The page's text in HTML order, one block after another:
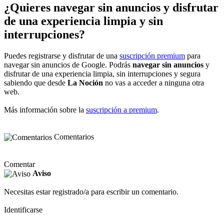
¿Quieres navegar sin anuncios y disfrutar
de una experiencia limpia y sin
interrupciones?
Puedes registrarse y disfrutar de una suscripción premium para
navegar sin anuncios de Google. Podrás navegar sin anuncios y
disfrutar de una experiencia limpia, sin interrupciones y segura
sabiendo que desde La Noción no vas a acceder a ninguna otra
web.
Más información sobre la suscripción a premium.
Comentarios
Comentar
Aviso
Necesitas estar registrado/a para escribir un comentario.
Identificarse